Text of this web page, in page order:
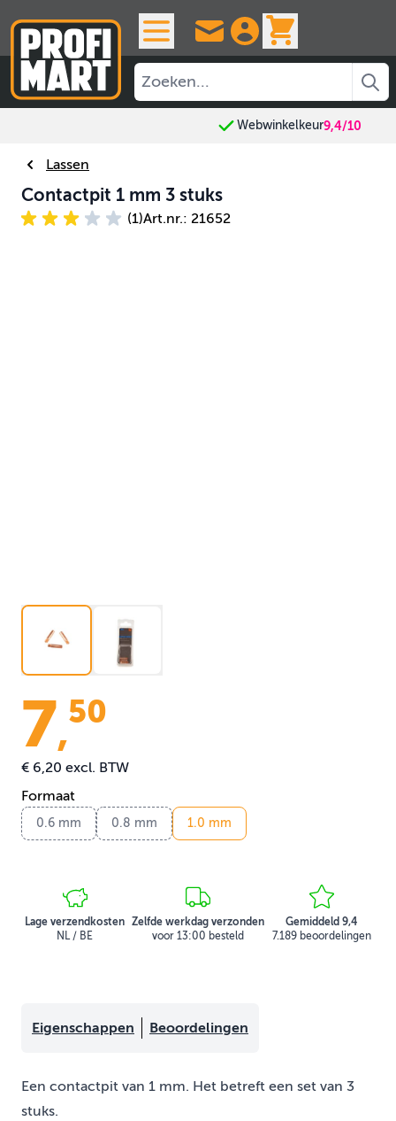
Webwinkelkeur9,4/10
Lassen
Contactpit 1 mm 3 stuks
(1)Art.nr.: 21652
7,50
€ 6,20 excl. BTW
Formaat
0.6 mm 0.8 mm 1.0 mm
Lage verzendkosten
NL / BE
Zelfde werkdag verzonden
voor 13:00 besteld
Gemiddeld 9,4
7.189 beoordelingen
Eigenschappen Beoordelingen
Een contactpit van 1 mm. Het betreft een set van 3
stuks.